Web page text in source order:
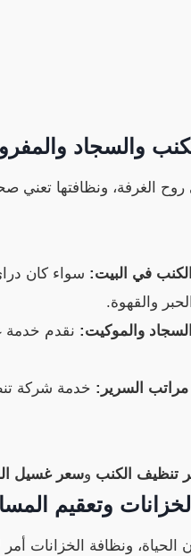
والسجاد
الغرفة، ونظافتها تعني
في البيت: سواء كان
والقهوة.
والموكيت: نقدم خدمة
السرير: خدمة شركة
تنظيف الكنب وسعر غسيل
وتعقيم
الحياة، ونظافة الخزانات